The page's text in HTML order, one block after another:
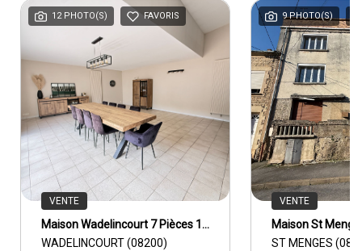
12 PHOTO(S) FAVORIS
VENTE
Maison Wadelincourt 7 Pièces 170 M2
WADELINCOURT (08200)
9 PHOTO(S)
VENTE
ST MENGES